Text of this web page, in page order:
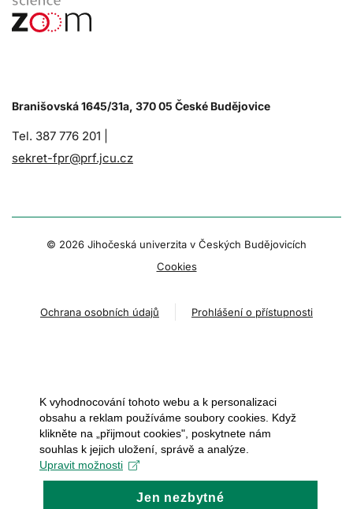
Branišovská 1645/31a, 370 05 České Budějovice
Tel. 387 776 201 |
sekret-fpr@prf.jcu.cz
© 2026 Jihočeská univerzita v Českých Budějovicích
Cookies
Ochrana osobních údajů Prohlášení o přístupnosti
K vyhodnocování tohoto webu a k personalizaci
obsahu a reklam používáme soubory cookies. Když
klikněte na „přijmout cookies", poskytnete nám
souhlas k jejich uložení, správě a analýze.
Upravit možnosti
Jen nezbytné